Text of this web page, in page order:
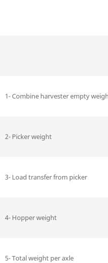
1- Combine harvester empty
2- Picker weight
3- Load transfer from picker
4- Hopper weight
5- Total weight per axle